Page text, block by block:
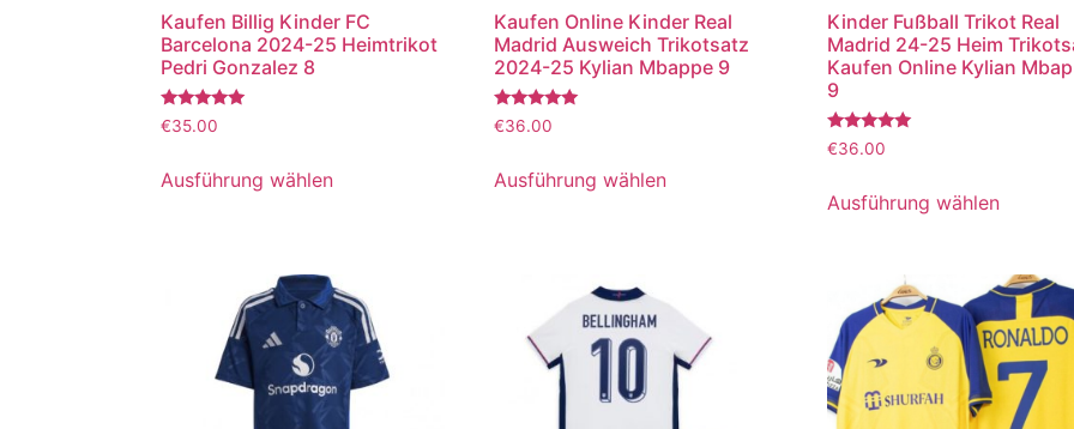
Kaufen Billig Kinder FC
Barcelona 2024-25 Heimtrikot
Pedri Gonzalez 8
Bewertet
mit
von 5
€35.00
Ausführung wählen
Kaufen Online Kinder Real
Madrid Ausweich Trikotsatz
2024-25 Kylian Mbappe 9
Bewertet
mit
von 5
€36.00
Ausführung wählen
Kinder Fußball Trikot Real
Madrid 24-25 Heim
Kaufen Online Kylian
9
Bewertet
mit
von 5
€36.00
Ausführung wählen